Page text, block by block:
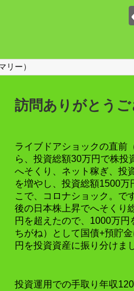
リー）
訪問ありがとう
ライブドアショックの直前
ら、投資総額30万円で株投
へそくり、ネット稼ぎ、投
を増やし、投資総額1500万
こで、コロナショック。で
後の日本株上昇でへそくり
円を超えたので、1000万円
ちがね）として国債+預貯
円を投資資産に振り分けま
投資運用での手取り年収